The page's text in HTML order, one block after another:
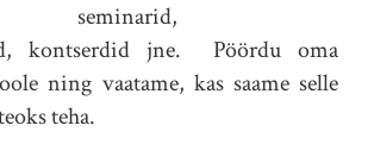
seminarid,
kontserdid jne. Pöördu oma
ning vaatame, kas saame selle
teha.